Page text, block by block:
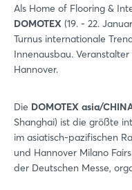
Als Home of Flooring &
DOMOTEX (19. - 22.
Turnus internationale
Innenausbau.
Hannover.
Die DOMOTEX asia/
Shanghai) ist die größte
im asiatisch-pazifischen
und Hannover Milano
der Deutschen Messe,
Login
Noch